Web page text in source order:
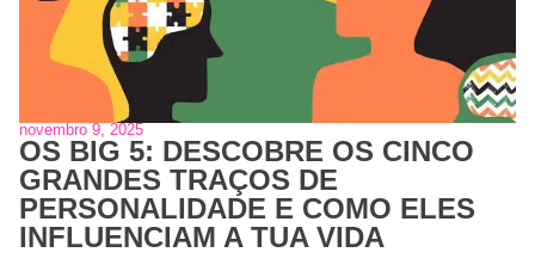
novembro 9, 2025
OS BIG 5: DESCOBRE OS CINCO
GRANDES TRAÇOS DE
PERSONALIDADE E COMO ELES
INFLUENCIAM A TUA VIDA